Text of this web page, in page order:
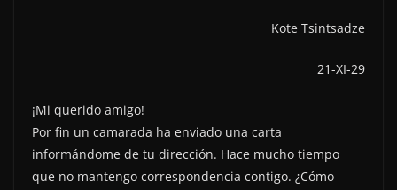
Kote Tsintsadze
21-XI-29
¡Mi querido amigo!
Por fin un camarada ha enviado una carta
informándome de tu dirección. Hace mucho tiempo
que no mantengo correspondencia contigo. ¿Cómo